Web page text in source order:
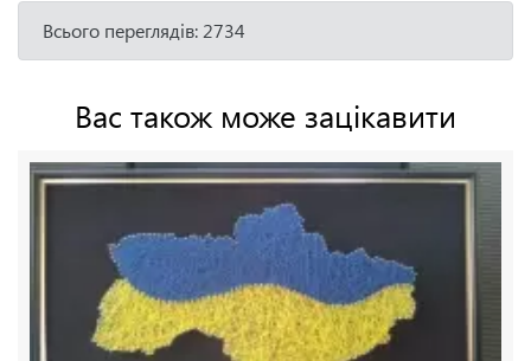
Всього переглядів: 2734
Вас також може зацікавити